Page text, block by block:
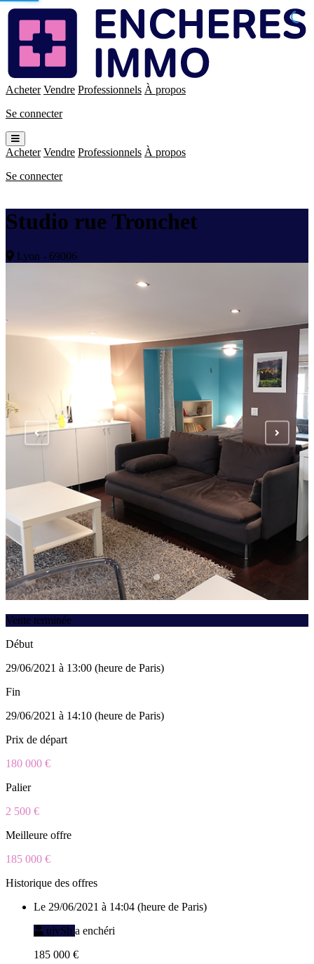
Enchères
Immo
Acheter Vendre Professionnels À propos
Se connecter
Ouvrir
le
menu
Acheter Vendre Professionnels À propos
Se connecter
Studio rue Tronchet
Lyon - 69006
Vente terminée
Début
29/06/2021 à 13:00 (heure de Paris)
Fin
29/06/2021 à 14:10 (heure de Paris)
Prix de départ
180 000 €
Palier
2 500 €
Meilleure offre
185 000 €
Historique des offres
Le 29/06/2021 à 14:04 (heure de Paris)
ujvSh a enchéri
185 000 €